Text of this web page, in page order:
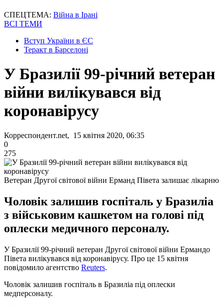
СПЕЦТЕМА: Війна в Ірані
ВСІ ТЕМИ
Вступ України в ЄС
Теракт в Барселоні
У Бразилії 99-річний ветеран
війни вилікувався від
коронавірусу
Корреспондент.net, 15 квітня 2020, 06:35
0
275
Ветеран Другої світової війни Ерманд Півета залишає лікарню
Чоловік залишив госпіталь у Бразиліа
з військовим кашкетом на голові під
оплески медичного персоналу.
У Бразилії 99-річний ветеран Другої світової війни Ермандо
Півета вилікувався від коронавірусу. Про це 15 квітня
повідомило агентство Reuters.
Чоловік залишив госпіталь в Бразиліа під оплески
медперсоналу.